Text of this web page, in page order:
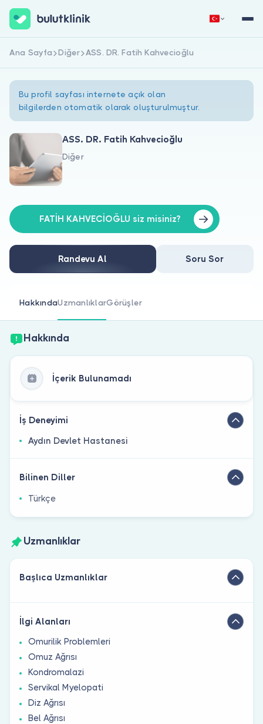
Hakkımızda
Doktorlar için
Doktor musunuz?
Hemen Kaydol Giriş Yap
Ana Sayfa Diğer ASS. DR. Fatih Kahvecioğlu
Bu profil sayfası internete açık olan
bilgilerden otomatik olarak oluşturulmuştur.
ASS. DR. Fatih Kahvecioğlu
Diğer
FATİH KAHVECİOĞLU siz misiniz?
Randevu Al Soru Sor
HakkındaUzmanlıklarGörüşler
Hakkında
İçerik Bulunamadı
İş Deneyimi
Aydın Devlet Hastanesi
Bilinen Diller
Türkçe
Uzmanlıklar
Başlıca Uzmanlıklar
İlgi Alanları
Omurilik Problemleri
Omuz Ağrısı
Kondromalazi
Servikal Myelopati
Diz Ağrısı
Bel Ağrısı